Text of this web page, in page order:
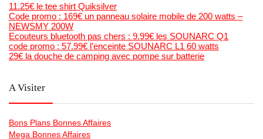
11.25€ le tee shirt Quiksilver
Code promo : 169€ un panneau solaire mobile de 200 watts –
NEWSMY 200W
Ecouteurs bluetooth pas chers : 9.99€ les SOUNARC Q1
code promo : 57.99€ l’enceinte SOUNARC L1 60 watts
29€ la douche de camping avec pompe sur batterie
A Visiter
Bons Plans Bonnes Affaires
Mega Bonnes Affaires